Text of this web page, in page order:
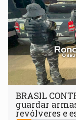
BRASIL
guardar
revólveres e